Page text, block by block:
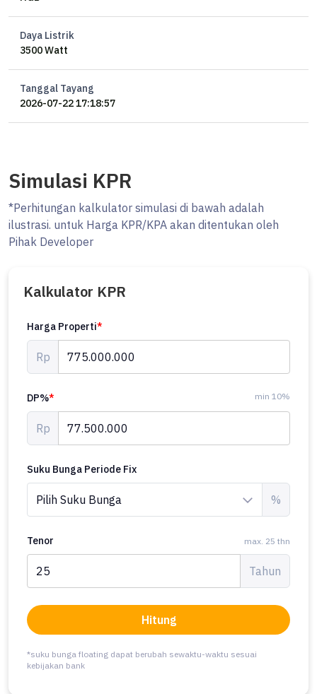
Daya Listrik
3500 Watt
Tanggal Tayang
2026-07-22 17:18:57
Simulasi KPR
*Perhitungan kalkulator simulasi di bawah adalah
ilustrasi. untuk Harga KPR/KPA akan ditentukan oleh
Pihak Developer
Kalkulator KPR
Harga Properti*
Rp
DP%* min 10%
Rp
Suku Bunga Periode Fix
%
Tenor max. 25 thn
Tahun
Hitung
*suku bunga floating dapat berubah sewaktu-waktu sesuai
kebijakan bank